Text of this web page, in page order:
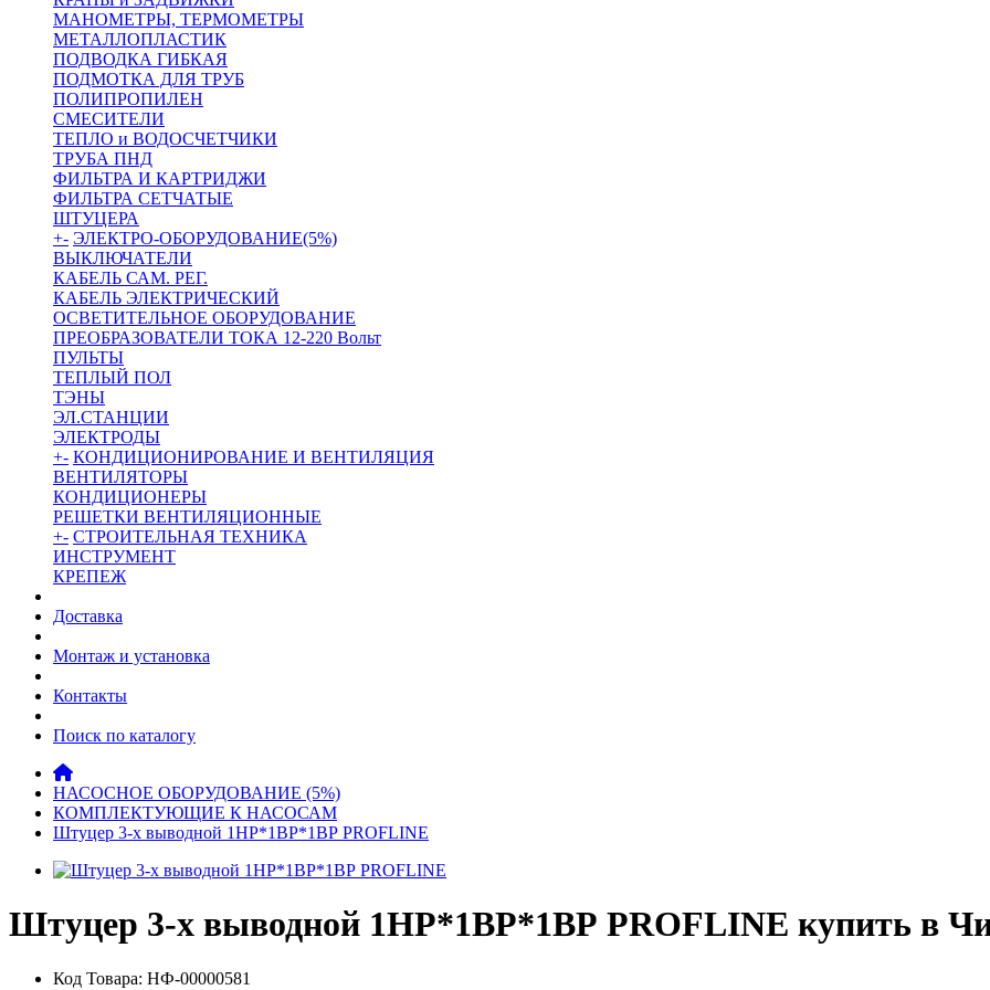
МАНОМЕТРЫ, ТЕРМОМЕТРЫ
МЕТАЛЛОПЛАСТИК
ПОДВОДКА ГИБКАЯ
ПОДМОТКА ДЛЯ ТРУБ
ПОЛИПРОПИЛЕН
СМЕСИТЕЛИ
ТЕПЛО и ВОДОСЧЕТЧИКИ
ТРУБА ПНД
ФИЛЬТРА И КАРТРИДЖИ
ФИЛЬТРА СЕТЧАТЫЕ
ШТУЦЕРА
+- ЭЛЕКТРО-ОБОРУДОВАНИЕ(5%)
ВЫКЛЮЧАТЕЛИ
КАБЕЛЬ САМ. РЕГ.
КАБЕЛЬ ЭЛЕКТРИЧЕСКИЙ
ОСВЕТИТЕЛЬНОЕ ОБОРУДОВАНИЕ
ПРЕОБРАЗОВАТЕЛИ ТОКА 12-220 Вольт
ПУЛЬТЫ
ТЕПЛЫЙ ПОЛ
ТЭНЫ
ЭЛ.СТАНЦИИ
ЭЛЕКТРОДЫ
+- КОНДИЦИОНИРОВАНИЕ И ВЕНТИЛЯЦИЯ
ВЕНТИЛЯТОРЫ
КОНДИЦИОНЕРЫ
РЕШЕТКИ ВЕНТИЛЯЦИОННЫЕ
+- СТРОИТЕЛЬНАЯ ТЕХНИКА
ИНСТРУМЕНТ
КРЕПЕЖ
Доставка
Монтаж и установка
Контакты
Поиск по каталогу
НАСОСНОЕ ОБОРУДОВАНИЕ (5%)
КОМПЛЕКТУЮЩИЕ К НАСОСАМ
Штуцер 3-х выводной 1НР*1ВР*1ВР PROFLINE
Штуцер 3-х выводной 1НР*1ВР*1ВР PROFLINE купить в
Код Товара: НФ-00000581